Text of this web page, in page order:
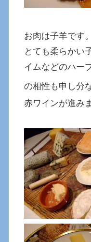
お肉は子羊です。
とても柔らかい
イムなどのハー
の相性も申し分
赤ワインが進み